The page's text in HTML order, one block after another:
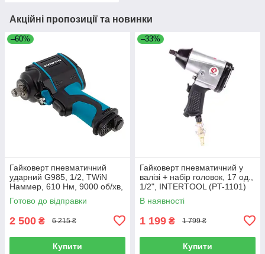
Акційні пропозиції та новинки
–60%
Гайковерт пневматичний
ударний G985, 1/2, TWiN
Haммер, 610 Нм, 9000 об/хв,
композитний. GROSS 57440
Готово до відправки
2 500 ₴ 6 215 ₴
Купити
–33%
Гайковерт пневматичний у
валізі + набір головок, 17 од.,
1/2", INTERTOOL (PT-1101)
В наявності
1 199 ₴ 1 799 ₴
Купити